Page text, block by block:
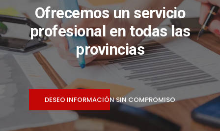
Ofrecemos un servicio
profesional en todas las
provincias
DESEO INFORMACIÓN SIN COMPROMISO